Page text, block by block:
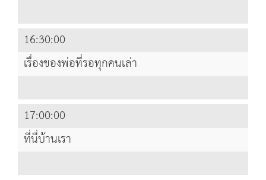
16:30:00
เรื่องของพ่อที่รอทุกคนเล่า
17:00:00
ที่นี่บ้านเรา